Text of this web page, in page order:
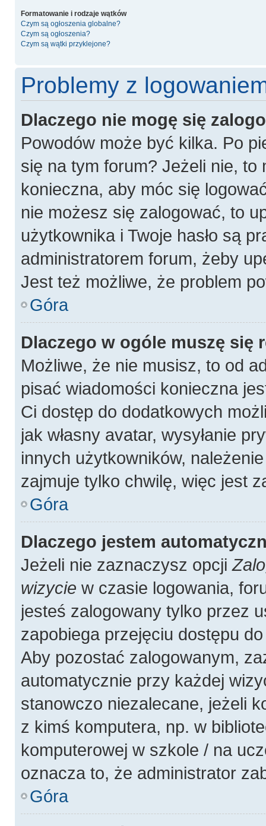
Formatowanie i rodzaje wątków
Czym są ogłoszenia globalne?
Czym są ogłoszenia?
Czym są wątki przyklejone?
Problemy z
Dlaczego nie mogę się
Powodów może być kilka. Po
się na tym forum? Jeżeli nie,
konieczna, aby móc się
nie możesz się zalogować, to
użytkownika i Twoje hasło są
administratorem forum, żeby
Jest też możliwe, że problem
Góra
Dlaczego w ogóle muszę się
Możliwe, że nie musisz, to od
pisać wiadomości konieczna
Ci dostęp do dodatkowych
jak własny avatar, wysyłanie
innych użytkowników,
zajmuje tylko chwilę, więc jest
Góra
Dlaczego jestem
Jeżeli nie zaznaczysz opcji
wizycie w czasie logowania,
jesteś zalogowany tylko przez
zapobiega przejęciu dostępu
Aby pozostać zalogowanym,
automatycznie przy każdej
stanowczo niezalecane, jeżeli
z kimś komputera, np. w
komputerowej w szkole / na
oznacza to, że administrator
Góra